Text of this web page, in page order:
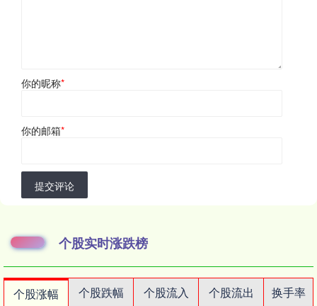
你的昵称*
你的邮箱*
提交评论
个股实时涨跌榜
个股涨幅 个股跌幅 个股流入 个股流出
换手率